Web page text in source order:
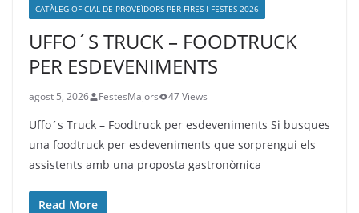
CATÀLEG OFICIAL DE PROVEÏDORS PER FIRES I FESTES 2026
UFFO´S TRUCK – FOODTRUCK
PER ESDEVENIMENTS
agost 5, 2026 FestesMajors 47 Views
Uffo´s Truck – Foodtruck per esdeveniments Si busques
una foodtruck per esdeveniments que sorprengui els
assistents amb una proposta gastronòmica
Read More